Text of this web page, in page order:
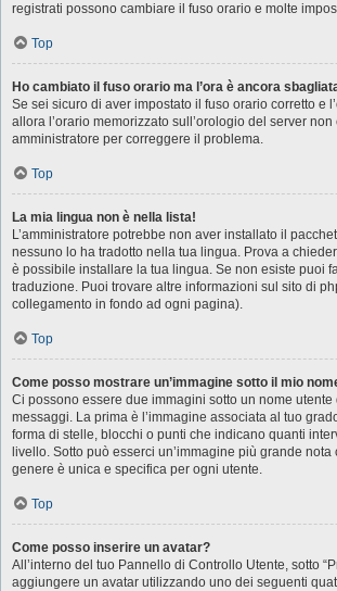
registrati possono cambiare il fuso orario e molte
Top
Ho cambiato il fuso orario ma l’ora è ancora
Se sei sicuro di aver impostato il fuso orario corretto e
allora l’orario memorizzato sull’orologio del server non
amministratore per correggere il problema.
Top
La mia lingua non è nella lista!
L’amministratore potrebbe non aver installato il
nessuno lo ha tradotto nella tua lingua. Prova a
è possibile installare la tua lingua. Se non esiste puoi
traduzione. Puoi trovare altre informazioni sul sito di
collegamento in fondo ad ogni pagina).
Top
Come posso mostrare un’immagine sotto il mio
Ci possono essere due immagini sotto un nome
messaggi. La prima è l’immagine associata al tuo
forma di stelle, blocchi o punti che indicano quanti
livello. Sotto può esserci un’immagine più grande nota
genere è unica e specifica per ogni utente.
Top
Come posso inserire un avatar?
All’interno del tuo Pannello di Controllo Utente, sotto
aggiungere un avatar utilizzando uno dei seguenti